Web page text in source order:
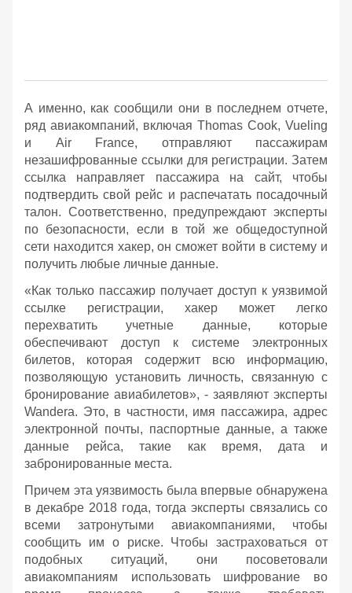
А именно, как сообщили они в последнем отчете,
ряд авиакомпаний, включая Thomas Cook, Vueling
и Air France, отправляют пассажирам
незашифрованные ссылки для регистрации. Затем
ссылка направляет пассажира на сайт, чтобы
подтвердить свой рейс и распечатать посадочный
талон. Соответственно, предупреждают эксперты
по безопасности, если в той же общедоступной
сети находится хакер, он сможет войти в систему и
получить любые личные данные.
«Как только пассажир получает доступ к уязвимой
ссылке регистрации, хакер может легко
перехватить учетные данные, которые
обеспечивают доступ к системе электронных
билетов, которая содержит всю информацию,
позволяющую установить личность, связанную с
бронирование авиабилетов», - заявляют эксперты
Wandera. Это, в частности, имя пассажира, адрес
электронной почты, паспортные данные, а также
данные рейса, такие как время, дата и
забронированные места.
Причем эта уязвимость была впервые обнаружена
в декабре 2018 года, тогда эксперты связались со
всеми затронутыми авиакомпаниями, чтобы
сообщить им о риске. Чтобы застраховаться от
подобных ситуаций, они посоветовали
авиакомпаниям использовать шифрование во